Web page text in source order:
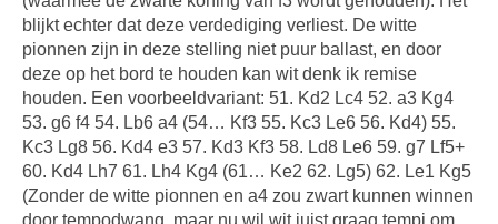
blijkt echter dat deze verdediging verliest. De witte
pionnen zijn in deze stelling niet puur ballast, en door
deze op het bord te houden kan wit denk ik remise
houden. Een voorbeeldvariant: 51. Kd2 Lc4 52. a3 Kg4
53. g6 f4 54. Lb6 a4 (54… Kf3 55. Kc3 Le6 56. Kd4) 55.
Kc3 Lg8 56. Kd4 e3 57. Kd3 Kf3 58. Ld8 Le6 59. g7 Lf5+
60. Kd4 Lh7 61. Lh4 Kg4 (61… Ke2 62. Lg5) 62. Le1 Kg5
(Zonder de witte pionnen en a4 zou zwart kunnen winnen
door tempodwang, maar nu wil wit juist graag tempi om